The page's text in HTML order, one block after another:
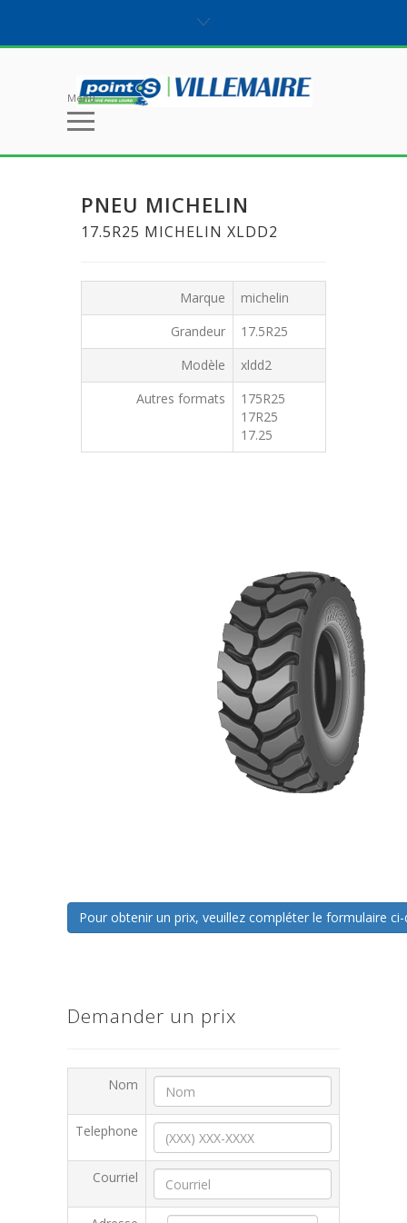
Menu
PNEU MICHELIN
17.5R25 MICHELIN XLDD2
Marque
michelin
Grandeur
17.5R25
Modèle
xldd2
Autres formats
175R25
17R25
17.25
Pour obtenir un prix, veuillez compléter le formulaire
Demander un prix
Nom
Telephone
Courriel